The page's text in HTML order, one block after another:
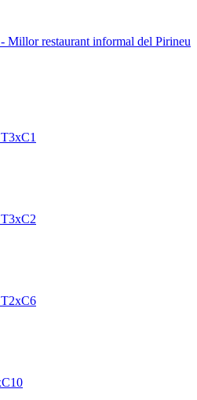
Millor restaurant informal del Pirineu